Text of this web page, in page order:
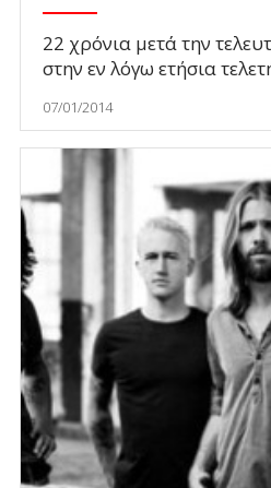
22 χρόνια μετά την
στην εν λόγω ετήσια
07/01/2014